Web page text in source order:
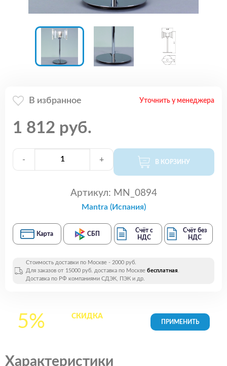
В избранное Уточнить у менеджера
1 812 руб.
- + В КОРЗИНУ
Артикул: MN_0894
Mantra (Испания)
Карта СБП
Счёт с
НДС
Счёт без
НДС
Стоимость доставки по Москве - 2000 руб.
Для заказов от 15000 руб. доставка по Москве бесплатная.
Доставка по РФ компаниями СДЭК, ПЭК и др.
5% СКИДКАна все
Характеристики